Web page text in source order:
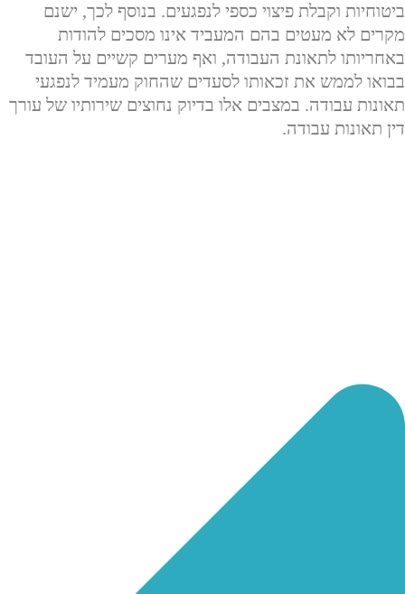
ביטוחיות וקבלת פיצוי כספי לנפגעים. בנוסף לכך, ישנם
מקרים לא מעטים בהם המעביד אינו מסכים להודות
באחריותו לתאונת העבודה, ואף מערים קשיים על העובד
בבואו לממש את זכאותו לסעדים שהחוק מעמיד לנפגעי
תאונות עבודה. במצבים אלו בדיוק נחוצים שירותיו של עורך
דין תאונות עבודה.